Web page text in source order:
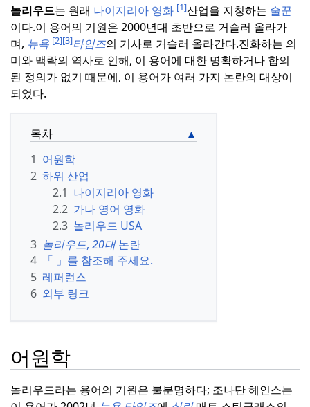
놀리우드는 원래 나이지리아 영화 [1]산업을 지칭하는 술꾼
이다.이 용어의 기원은 2000년대 초반으로 거슬러 올라가
며, 뉴욕 [2][3]타임즈의 기사로 거슬러 올라간다.진화하는 의
미와 맥락의 역사로 인해, 이 용어에 대한 명확하거나 합의
된 정의가 없기 때문에, 이 용어가 여러 가지 논란의 대상이
되었다.
목차
1 어원학
2 하위 산업
2.1 나이지리아 영화
2.2 가나 영어 영화
2.3 놀리우드 USA
3 놀리우드, 20대논란
4
「 」를 참조해 주세요.
5 레퍼런스
6 외부 링크
어원학
놀리우드라는 용어의 기원은 불분명하다; 조나단 헤인스는